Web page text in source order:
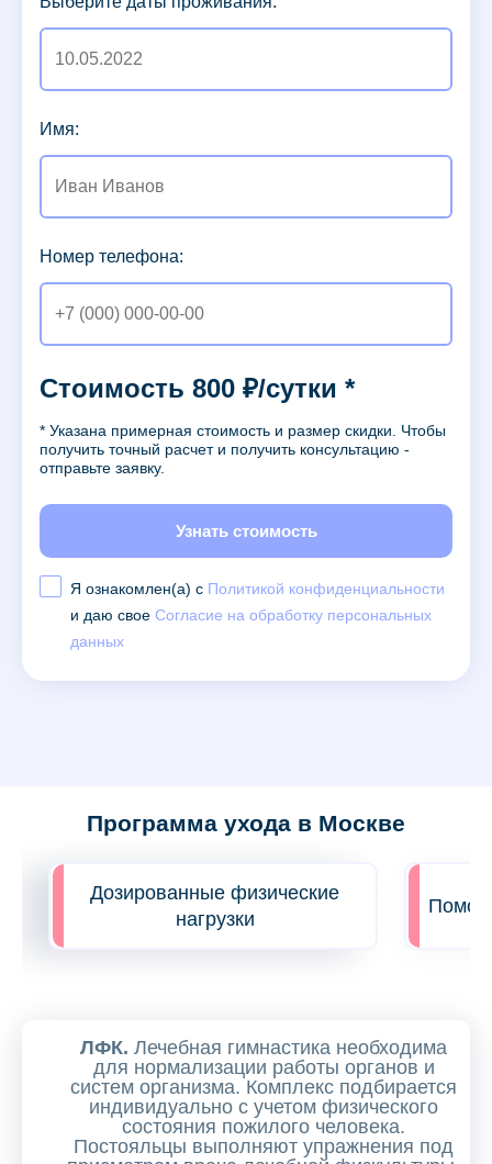
Имя:
Номер телефона:
Стоимость 800 ₽/сутки *
* Указана примерная стоимость и размер скидки. Чтобы
получить точный расчет и получить консультацию -
отправьте заявку.
Узнать стоимость
Я ознакомлен(а) с Политикой конфиденциальности
и даю свое Согласие на обработку персональных
данных
Программа ухода в Москве
Дозированные физические
нагрузки
ЛФК. Лечебная гимнастика необходима
для нормализации работы органов и
систем организма. Комплекс подбирается
индивидуально с учетом физического
состояния пожилого человека.
Постояльцы выполняют упражнения под